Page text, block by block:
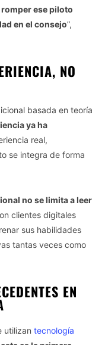
ese piloto
en el consejo”,
NO
basada en teoría
ya ha
real,
se integra de forma
no se limita a leer
clientes digitales
sus habilidades
tantas veces como
EN
utilizan tecnología